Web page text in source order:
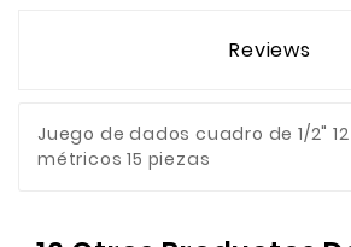
Reviews
Juego de dados cuadro de 1/2"
métricos 15 piezas